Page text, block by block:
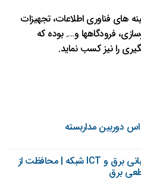
های فناوری اطلاعات، تجهیزات
فرودگاهها و…. بوده که
را نیز کسب نماید.
دوربین مداربسته
ضرورت ارتباط موثر پشتیبانی برق و ICT شبکه | محافظت از
برق